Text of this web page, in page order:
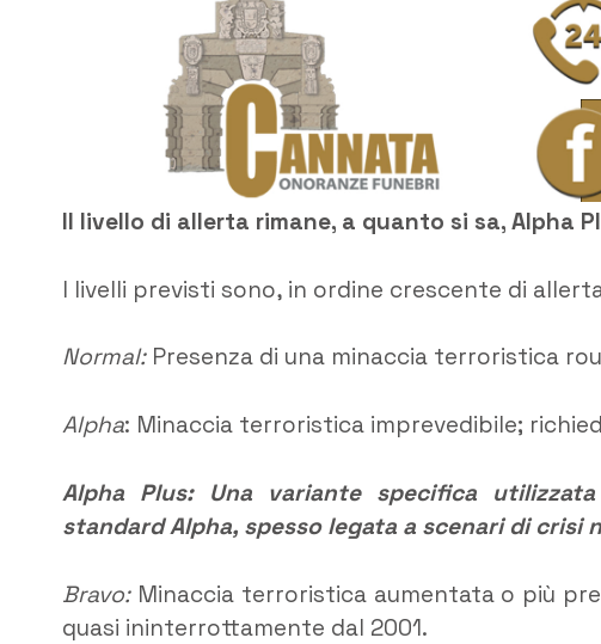
Il livello di allerta rimane, a quanto si sa, Alpha
I livelli previsti sono, in ordine crescente di
Normal:Presenza di una minaccia terroristica
Alpha: Minaccia terroristica imprevedibile;
Alpha Plus: Una variante specifica
standard Alpha, spesso legata a scenari di crisi
Bravo:Minaccia terroristica aumentata o più
quasi ininterrottamente dal 2001.